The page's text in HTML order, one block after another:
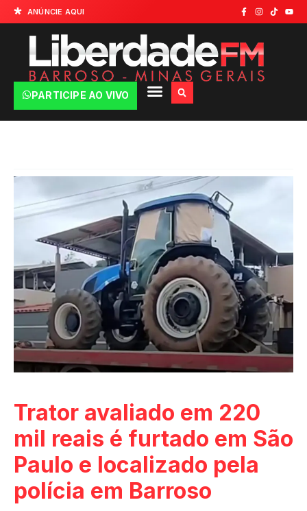
ANÚNCIE AQUI
PARTICIPE AO VIVO
Trator avaliado em 220
mil reais é furtado em São
Paulo e localizado pela
polícia em Barroso